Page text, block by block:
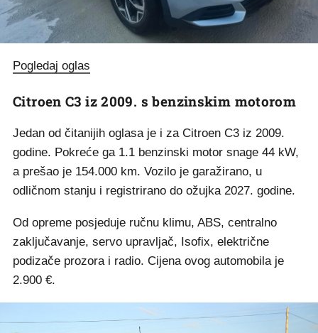
Pogledaj oglas
Citroen C3 iz 2009. s benzinskim motorom
Jedan od čitanijih oglasa je i za Citroen C3 iz 2009.
godine. Pokreće ga 1.1 benzinski motor snage 44 kW,
a prešao je 154.000 km. Vozilo je garažirano, u
odličnom stanju i registrirano do ožujka 2027. godine.
Od opreme posjeduje ručnu klimu, ABS, centralno
zaključavanje, servo upravljač, Isofix, električne
podizače prozora i radio. Cijena ovog automobila je
2.900 €.